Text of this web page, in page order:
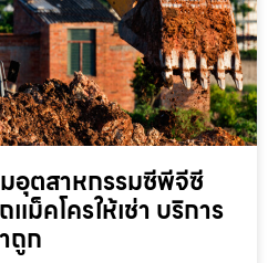
อุตสาหกรรมซีพีจีซี
ม็คโครให้เช่า บริการ
ถูก